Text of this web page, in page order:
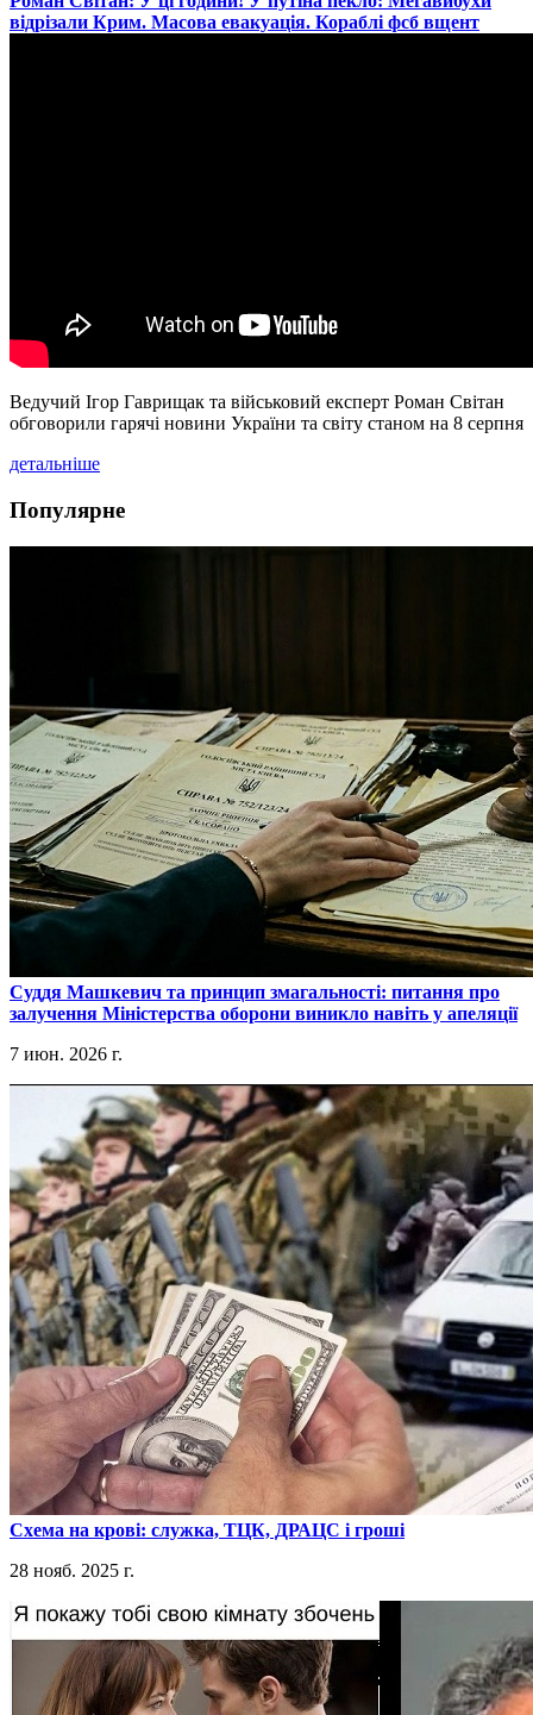
відрізали Крим. Масова евакуація. Кораблі фсб вщент
Ведучий Ігор Гаврищак та військовий експерт Роман Світан
обговорили гарячі новини України та світу станом на 8 серпня
детальніше
Популярне
​Суддя Машкевич та принцип змагальності: питання про
залучення Міністерства оборони виникло навіть у апеляції
7 июн. 2026 г.
​Схема на крові: служка, ТЦК, ДРАЦС і гроші
28 нояб. 2025 г.